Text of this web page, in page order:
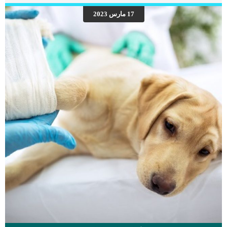
سميك ولامع بملمس ناعم، وشعر طويل وناعم للغاية. انواع القطط الشيرازي مع الصور
هناك العديد من انواع القطط الشيرازي والتي تنتشر في جميع انحاء العالم، لكن اشهر
face وهو من اشهر انواع القطط الشيرازية او البيرشن. يتميز بوجه جميل و صافي و تحب
النظر اليه […]
17 مارس 2023